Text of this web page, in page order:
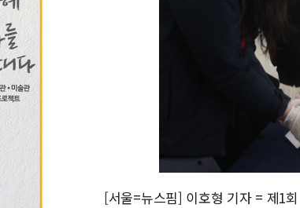
[서울=뉴스핌] 이호형 기자 = 제1